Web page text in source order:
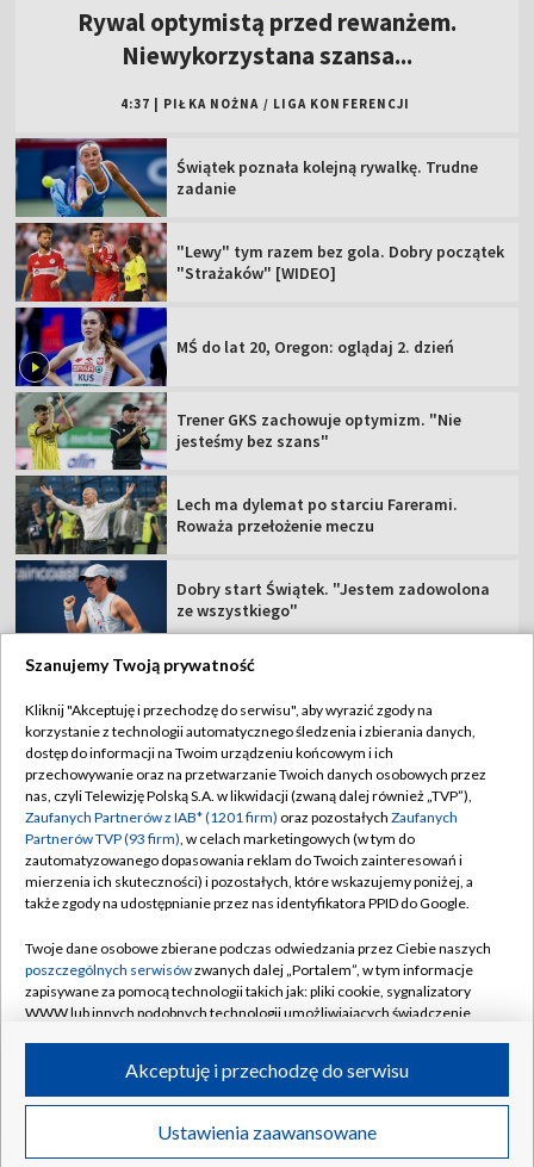
Transmisje Wideo
Rywal optymistą przed rewanżem.
Niewykorzystana szansa...
4:37 PIŁKA NOŻNA / LIGA KONFERENCJI
Świątek poznała kolejną rywalkę. Trudne
zadanie
"Lewy" tym razem bez gola. Dobry początek
"Strażaków" [WIDEO]
MŚ do lat 20, Oregon: oglądaj 2. dzień
Trener GKS zachowuje optymizm. "Nie
jesteśmy bez szans"
Lech ma dylemat po starciu Farerami.
Roważa przełożenie meczu
Dobry start Świątek. "Jestem zadowolona
ze wszystkiego"
TVP
Abonament TVP
Sklep TVP
Biuro Reklamy
Oferta Handlowa
Emisja w TVP
Rada Programowa
Ogłoszenia przetargowe
Akademia Telewizyjna
Centrum informacji TVP
Regulamin TVP
Polityka prywatności
Moje zgody
Biuro reklamy
Kanały
©2026 Telewizja Polska Spółka Akcyjna w likwidacji
Szanujemy Twoją prywatność
Kliknij "Akceptuję i przechodzę do serwisu", aby wyrazić zgody na
korzystanie z technologii automatycznego śledzenia i zbierania danych,
dostęp do informacji na Twoim urządzeniu końcowym i ich
przechowywanie oraz na przetwarzanie Twoich danych osobowych przez
nas, czyli Telewizję Polską S.A. w likwidacji (zwaną dalej również „TVP”),
Zaufanych Partnerów z IAB* (1201 firm) oraz pozostałych Zaufanych
Partnerów TVP (93 firm), w celach marketingowych (w tym do
zautomatyzowanego dopasowania reklam do Twoich zainteresowań i
mierzenia ich skuteczności) i pozostałych, które wskazujemy poniżej, a
także zgody na udostępnianie przez nas identyfikatora PPID do Google.
Twoje dane osobowe zbierane podczas odwiedzania przez Ciebie naszych
poszczególnych serwisówzwanych dalej „Portalem”, w tym informacje
zapisywane za pomocą technologii takich jak: pliki cookie, sygnalizatory
WWW lub innych podobnych technologii umożliwiających świadczenie
ruchu w Internecie.
Twoje dane osobowe zbierane podczas odwiedzania przez Ciebie
poszczególnych serwisówna Portalu, takie jak adresy IP, identyfikatory
Ustawienia zaawansowane
Akceptuję i przechodzę do serwisu